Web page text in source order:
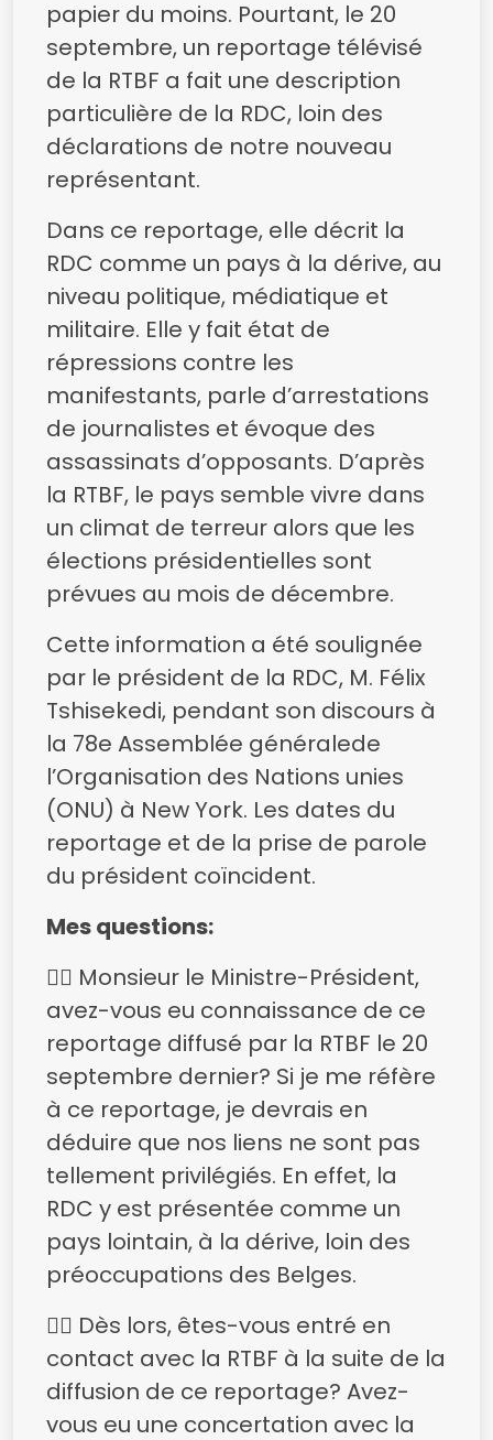
papier du moins. Pourtant, le 20
septembre, un reportage télévisé
de la RTBF a fait une description
particulière de la RDC, loin des
déclarations de notre nouveau
représentant.
Dans ce reportage, elle décrit la
RDC comme un pays à la dérive, au
niveau politique, médiatique et
militaire. Elle y fait état de
répressions contre les
manifestants, parle d’arrestations
de journalistes et évoque des
assassinats d’opposants. D’après
la RTBF, le pays semble vivre dans
un climat de terreur alors que les
élections présidentielles sont
prévues au mois de décembre.
Cette information a été soulignée
par le président de la RDC, M. Félix
Tshisekedi, pendant son discours à
la 78e Assemblée généralede
l’Organisation des Nations unies
(ONU) à New York. Les dates du
reportage et de la prise de parole
du président coïncident.
Mes questions:
👉🏿 Monsieur le Ministre-Président,
avez-vous eu connaissance de ce
reportage diffusé par la RTBF le 20
septembre dernier? Si je me réfère
à ce reportage, je devrais en
déduire que nos liens ne sont pas
tellement privilégiés. En effet, la
RDC y est présentée comme un
pays lointain, à la dérive, loin des
préoccupations des Belges.
👉🏿 Dès lors, êtes-vous entré en
contact avec la RTBF à la suite de la
diffusion de ce reportage? Avez-
vous eu une concertation avec la